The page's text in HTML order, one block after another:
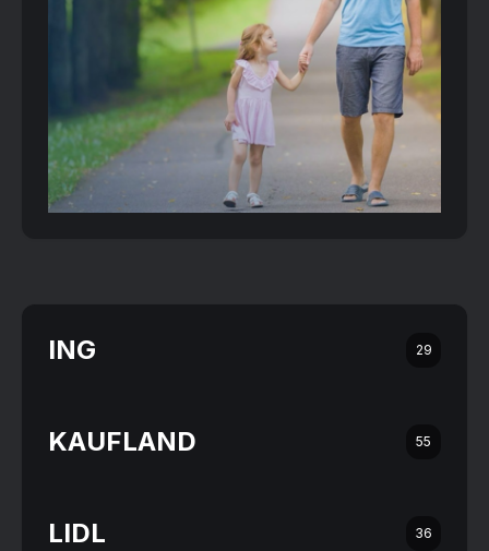
ING 29
KAUFLAND 55
LIDL 36